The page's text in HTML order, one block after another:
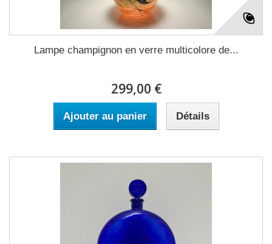
Lampe champignon en verre multicolore de...
299,00 €
Ajouter au panier Détails